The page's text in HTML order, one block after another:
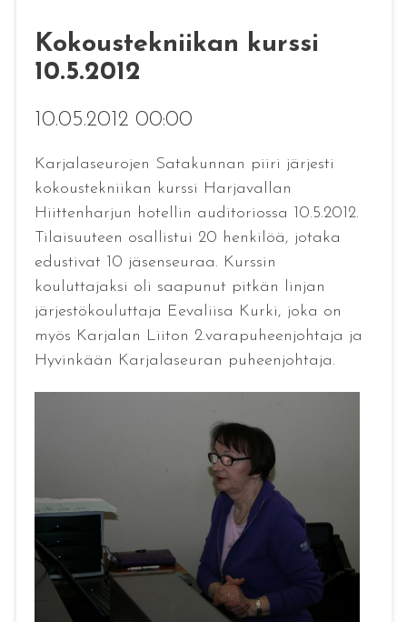
Kokoustekniikan kurssi
10.5.2012
10.05.2012 00:00
Karjalaseurojen Satakunnan piiri järjesti
kokoustekniikan kurssi Harjavallan
Hiittenharjun hotellin auditoriossa 10.5.2012.
Tilaisuuteen osallistui 20 henkilöä, jotaka
edustivat 10 jäsenseuraa. Kurssin
kouluttajaksi oli saapunut pitkän linjan
järjestökouluttaja Eevaliisa Kurki, joka on
myös Karjalan Liiton 2.varapuheenjohtaja ja
Hyvinkään Karjalaseuran puheenjohtaja.